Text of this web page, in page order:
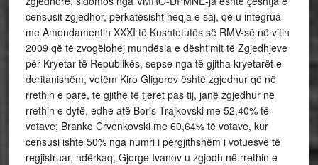
censusit zgjedhor, përkatësisht heqja e saj, që u integrua
me Amendamentin XXXI të Kushtetutës së RMV-së në vitin
2009 që të zvogëlohej mundësia e dështimit të Zgjedhjeve
për Kryetar të Republikës, sepse nga të gjitha kryetarët e
deritanishëm, vetëm Kiro Gligorov është zgjedhur që në
rrethin e parë, të gjithë të tjerët pas tij, janë zgjedhur në
rrethin e dytë, edhe atë Boris Trajkovski me 52,40% të
votave; Branko Crvenkovski me 60,64% të votave, kur
censusi ishte 50% nga numri i përgjithshëm i votuesve të
regjistruar, ndërkaq, Gjorge Ivanov u zgjodh në rrethin e